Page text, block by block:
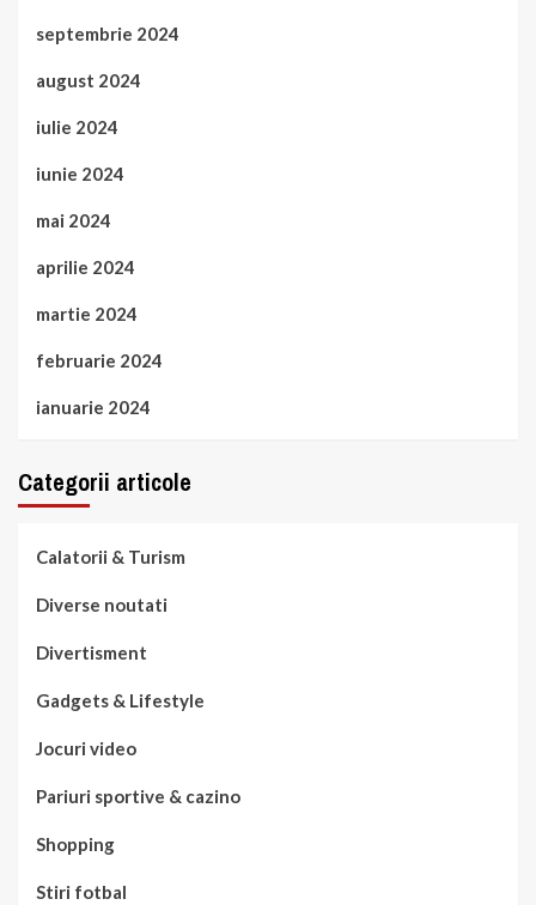
septembrie 2024
august 2024
iulie 2024
iunie 2024
mai 2024
aprilie 2024
martie 2024
februarie 2024
ianuarie 2024
Categorii articole
Calatorii & Turism
Diverse noutati
Divertisment
Gadgets & Lifestyle
Jocuri video
Pariuri sportive & cazino
Shopping
Stiri fotbal